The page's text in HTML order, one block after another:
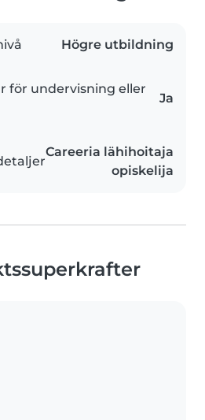
Högre utbildning
för undervisning eller
Ja
Careeria lähihoitaja
opiskelija